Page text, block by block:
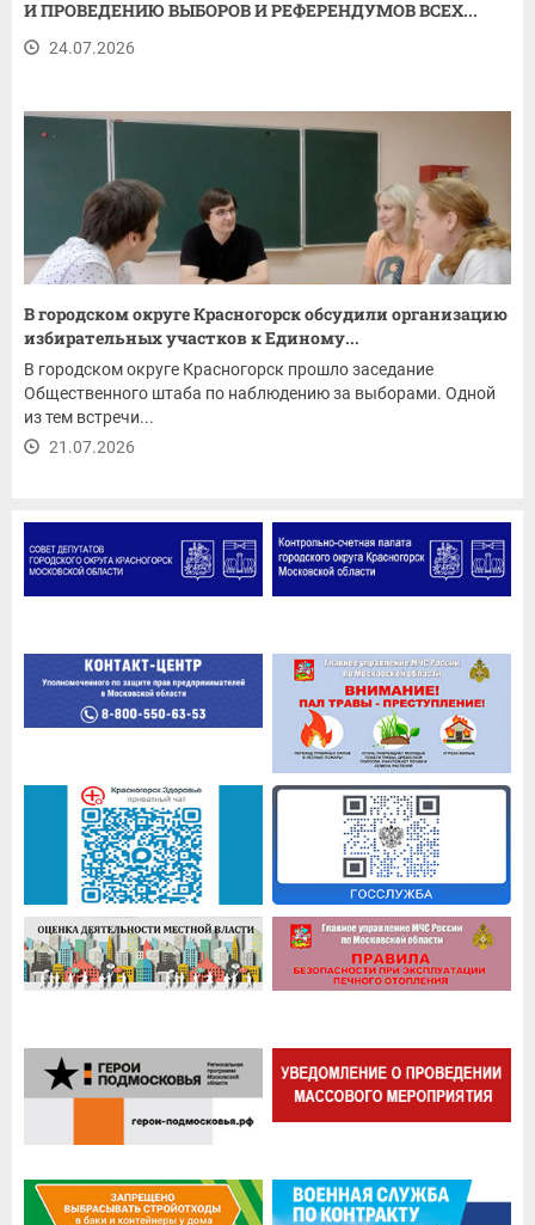
И ПРОВЕДЕНИЮ ВЫБОРОВ И РЕФЕРЕНДУМОВ ВСЕХ...
24.07.2026
В городском округе Красногорск обсудили организацию
избирательных участков к Единому...
В городском округе Красногорск прошло заседание
Общественного штаба по наблюдению за выборами. Одной
из тем встречи...
21.07.2026